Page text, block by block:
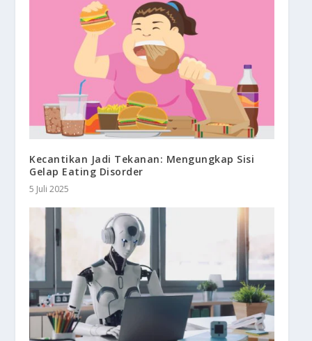
Kecantikan Jadi Tekanan: Mengungkap Sisi
Gelap Eating Disorder
5 Juli 2025